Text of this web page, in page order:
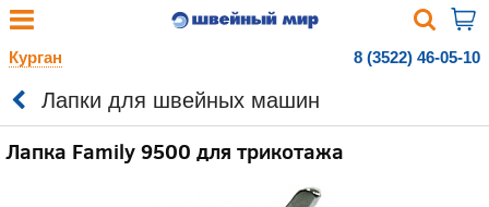
Курган 8 (3522) 46-05-10
Лапки для швейных машин
Лапка Family 9500 для трикотажа